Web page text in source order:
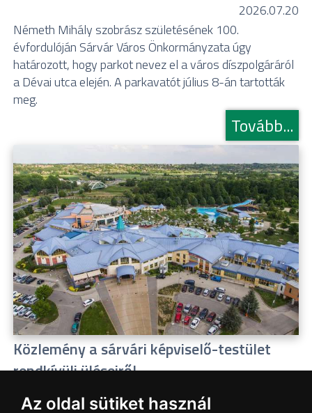
Az oldal sütiket használ
2026.07.20
Németh Mihály szobrász születésének 100.
évfordulóján Sárvár Város Önkormányzata úgy
határozott, hogy parkot nevez el a város díszpolgáráról
a Dévai utca elején. A parkavatót július 8-án tartották
meg.
Tovább...
Közlemény a sárvári képviselő-testület
rendkívüli üléseiről